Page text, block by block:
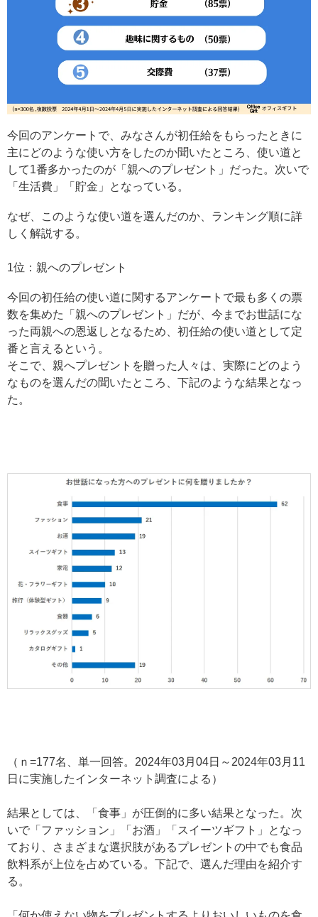
今回のアンケートで、みなさんが初任給をもらったときに
主にどのような使い方をしたのか聞いたところ、使い道と
して1番多かったのが「親へのプレゼント」だった。次いで
「生活費」「貯金」となっている。
なぜ、このような使い道を選んだのか、ランキング順に詳
しく解説する。
1位：親へのプレゼント
今回の初任給の使い道に関するアンケートで最も多くの票
数を集めた「親へのプレゼント」だが、今までお世話にな
った両親への恩返しとなるため、初任給の使い道として定
番と言えるという。
そこで、親へプレゼントを贈った人々は、実際にどのよう
なものを選んだの聞いたところ、下記のような結果となっ
た。
（ｎ=177名、単一回答。2024年03月04日～2024年03月11
日に実施したインターネット調査による）
結果としては、「食事」が圧倒的に多い結果となった。次
いで「ファッション」「お酒」「スイーツギフト」となっ
ており、さまざまな選択肢があるプレゼントの中でも食品
飲料系が上位を占めている。下記で、選んだ理由を紹介す
る。